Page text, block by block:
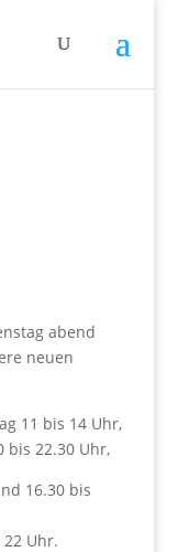
abend
neuen
11 bis 14 Uhr,
bis 22.30 Uhr,
16.30 bis
Uhr.